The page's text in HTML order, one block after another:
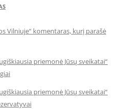
Vilniuje“ komentaras, kurį parašė
priemonė Jūsų sveikatai“
priemonė Jūsų sveikatai“